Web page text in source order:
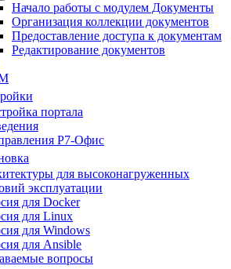
Начало работы с модулем Документы
Организация коллекции документов
Предоставление доступа к документам
Редактирование документов
портала
Р7-Офис
для высоконагруженных
эксплуатации
для Docker
для Linux
для Windows
для Ansible
вопросы